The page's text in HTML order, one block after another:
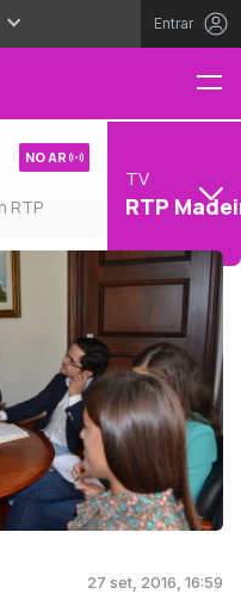
Entrar
RTP
NO AR
TV
RTP
27 set, 2016, 16:59